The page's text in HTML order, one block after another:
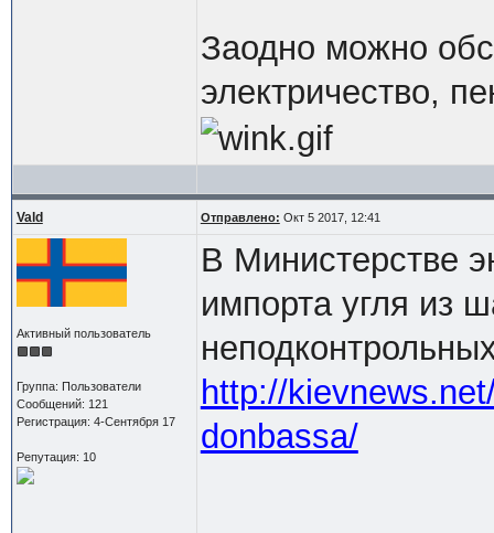
Заодно можно
электричество,
Vald Отправлено: Окт 5 2017, 12:41
Активный пользователь
Группа: Пользователи
Сообщений: 121
Регистрация: 4-Сентября 17
Репутация: 10
В Министерстве
импорта угля из
http://
donbassa/